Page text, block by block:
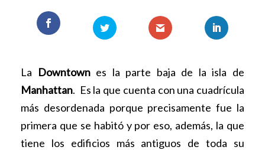
La Downtownes la parte baja de la isla de
Manhattan. Es la que cuenta con una cuadrícula
más desordenada porque precisamente fue la
primera que se habitó y por eso, además, la que
tiene los edificios más antiguos de toda su